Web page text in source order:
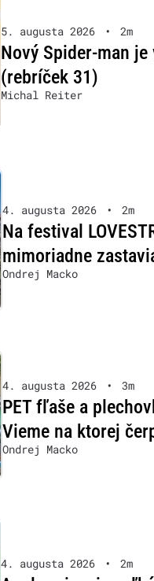
5. augusta 2026 • 2m
Nový Spider-man
(rebríček 31)
Michal Reiter
4. augusta 2026 • 2m
Na festival
mimoriadne
Ondrej Macko
4. augusta 2026 • 3m
PET fľaše a
Vieme na ktorej
Ondrej Macko
4. augusta 2026 • 2m